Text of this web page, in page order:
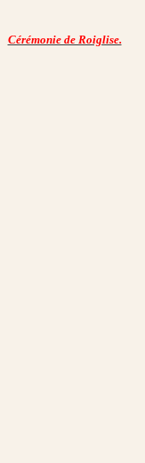
Cérémonie de Roiglise.